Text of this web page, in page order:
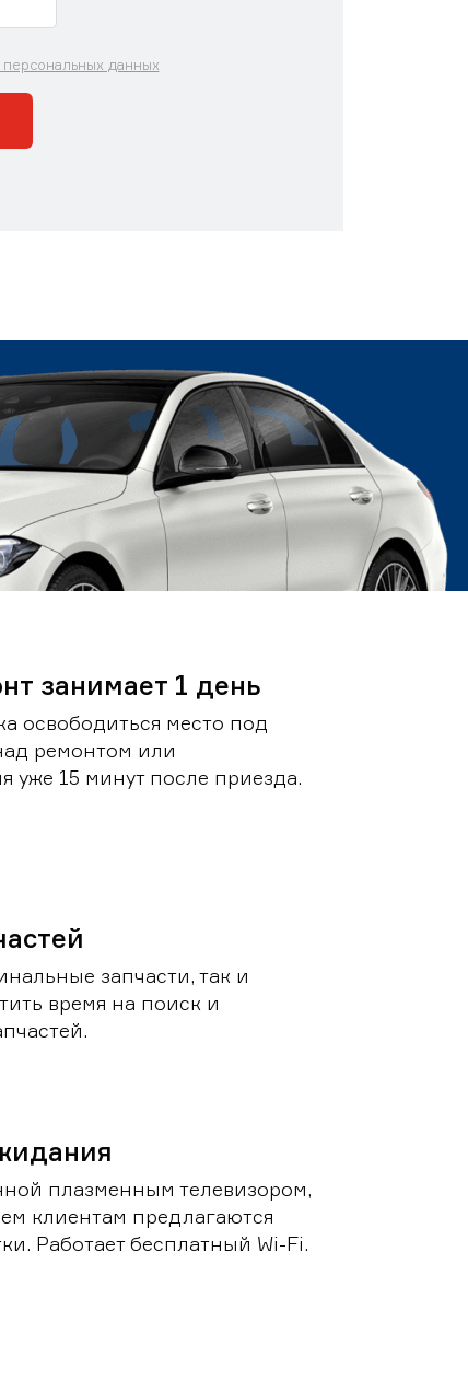
данных
занимает 1 день
освободиться место под
ремонтом или
уже 15 минут после приезда.
запчасти, так и
время на поиск и
плазменным телевизором,
клиентам предлагаются
Работает бесплатный Wi-Fi.